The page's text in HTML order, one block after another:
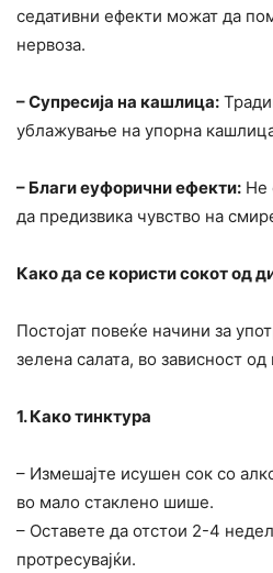
седативни ефекти можат да
нервоза.
– Супресија на кашлица:
ублажување на упорна
– Благи еуфорични ефекти: Не
да предизвика чувство на
Како да се користи сокот од
Постојат повеќе начини за
зелена салата, во зависност
1. Како тинктура
– Измешајте исушен сок со
во мало стаклено шише.
– Оставете да отстои 2-4
протресувајќи.